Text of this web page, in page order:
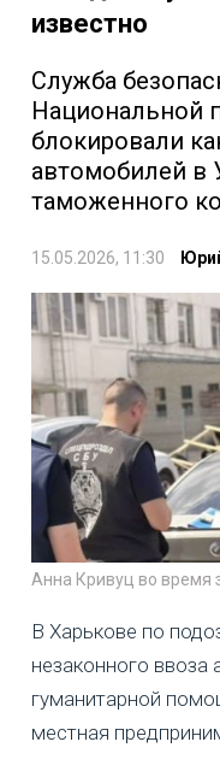
известно
Служба
Национальной
блокировали
автомобилей в
таможенного
15.05.2026, 11:30
Анна Кривуц во время
В Харькове по
незаконного
гуманитарной
местная